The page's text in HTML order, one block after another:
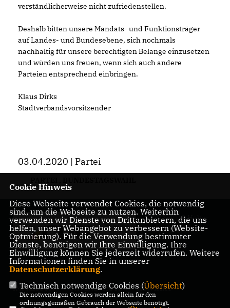
verständlicherweise nicht zufriedenstellen.
Deshalb bitten unsere Mandats- und Funktionsträger
auf Landes- und Bundesebene, sich nochmals
nachhaltig für unsere berechtigten Belange einzusetzen
und würden uns freuen, wenn sich auch andere
Parteien entsprechend einbringen.
Klaus Dirks
Stadtverbandsvorsitzender
03.04.2020 | Partei
CDU Schloß Holte-
Stukenbrock
IMPRESSUM DATENSCHUTZ KONTAKT
Cookie Hinweis
Diese Webseite verwendet Cookies, die notwendig
sind, um die Webseite zu nutzen. Weiterhin
verwenden wir Dienste von Drittanbietern, die uns
helfen, unser Webangebot zu verbessern (Website-
Optmierung). Für die Verwendung bestimmter
Dienste, benötigen wir Ihre Einwilligung. Ihre
Einwilligung können Sie jederzeit widerrufen. Weitere
Informationen finden Sie in unserer
Datenschutzerklärung.
Technisch notwendige Cookies (Übersicht)
Die notwendigen Cookies werden allein für den
ordnungsgemäßen Gebrauch der Webseite benötigt.